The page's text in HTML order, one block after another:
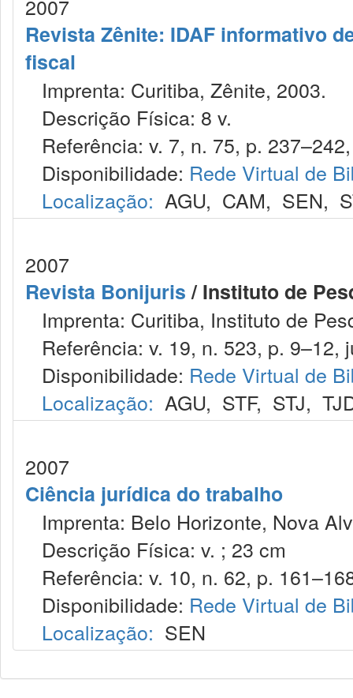
2007
Revista Zênite: IDAF informativo
fiscal
Imprenta: Curitiba, Zênite, 2003.
Descrição Física: 8 v.
Referência: v. 7, n. 75, p.
Disponibilidade: Rede Virtual de
Localização: AGU, CAM, SEN,
2007
Revista Bonijuris/ Instituto de
Imprenta: Curitiba, Instituto de
Referência: v. 19, n. 523, p. 9–12,
Disponibilidade: Rede Virtual de
Localização: AGU, STF, STJ,
2007
Ciência jurídica do trabalho
Imprenta: Belo Horizonte, Nova
Descrição Física: v. ; 23 cm
Referência: v. 10, n. 62, p.
Disponibilidade: Rede Virtual de
Localização: SEN